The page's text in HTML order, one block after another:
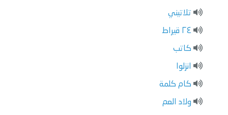
تلاتيني
٢٤ قيراط
كاتب
انزلوا
كام كلمة
ولاد العم